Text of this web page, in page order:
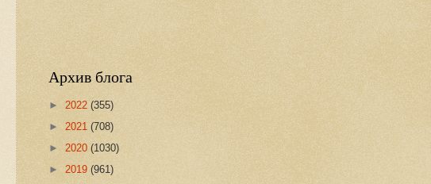
Архив блога
► 2022 (355)
► 2021 (708)
► 2020 (1030)
► 2019 (961)